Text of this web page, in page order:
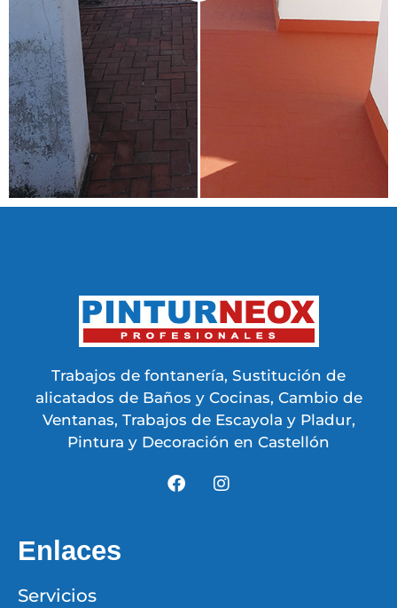
Trabajos de fontanería, Sustitución de
alicatados de Baños y Cocinas, Cambio de
Ventanas, Trabajos de Escayola y Pladur,
Pintura y Decoración en Castellón
Enlaces
Servicios